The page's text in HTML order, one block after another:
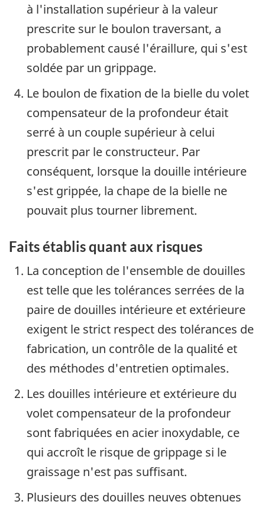
à l'installation supérieur à la valeur
prescrite sur le boulon traversant, a
probablement causé l'éraillure, qui s'est
soldée par un grippage.
Le boulon de fixation de la bielle du volet
compensateur de la profondeur était
serré à un couple supérieur à celui
prescrit par le constructeur. Par
conséquent, lorsque la douille intérieure
s'est grippée, la chape de la bielle ne
pouvait plus tourner librement.
Faits établis quant aux risques
La conception de l'ensemble de douilles
est telle que les tolérances serrées de la
paire de douilles intérieure et extérieure
exigent le strict respect des tolérances de
fabrication, un contrôle de la qualité et
des méthodes d'entretien optimales.
Les douilles intérieure et extérieure du
volet compensateur de la profondeur
sont fabriquées en acier inoxydable, ce
qui accroît le risque de grippage si le
graissage n'est pas suffisant.
Plusieurs des douilles neuves obtenues